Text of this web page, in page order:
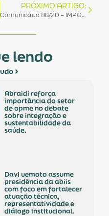
PRÓXIMO ARTIGO:
Comunicado 88/20 – IMPORTANTE: Recomendações aos associados face ao cenário econômico/fiscal para 2021
lendo
abraidi reforça
importância do setor
de opme no debate
sobre integração e
sustentabilidade da
saúde.
davi uemoto assume
presidência da abiis
com foco em fortalecer
atuação técnica,
representatividade e
diálogo institucional.